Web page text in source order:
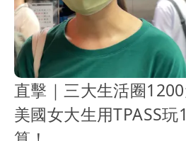
直擊｜三大生活圈
美國女大生用TPASS